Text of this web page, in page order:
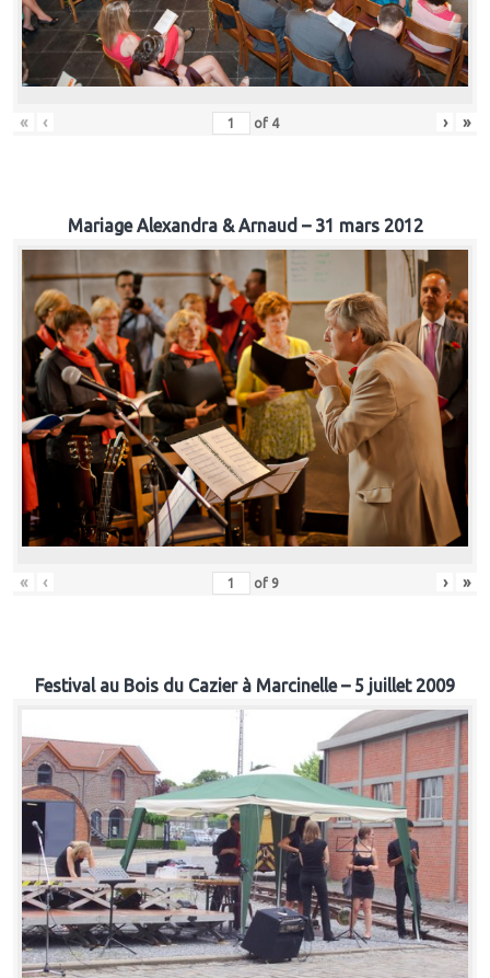
« ‹ of 4 › »
Mariage Alexandra & Arnaud – 31 mars 2012
« ‹ of 9 › »
Festival au Bois du Cazier à Marcinelle – 5 juillet 2009